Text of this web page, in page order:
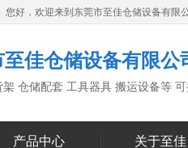
好，欢迎来到东莞市至佳仓储设备有限
至佳仓储设备有限公
架 仓储配套 工具器具 搬运设备等
产品中心 关于至佳